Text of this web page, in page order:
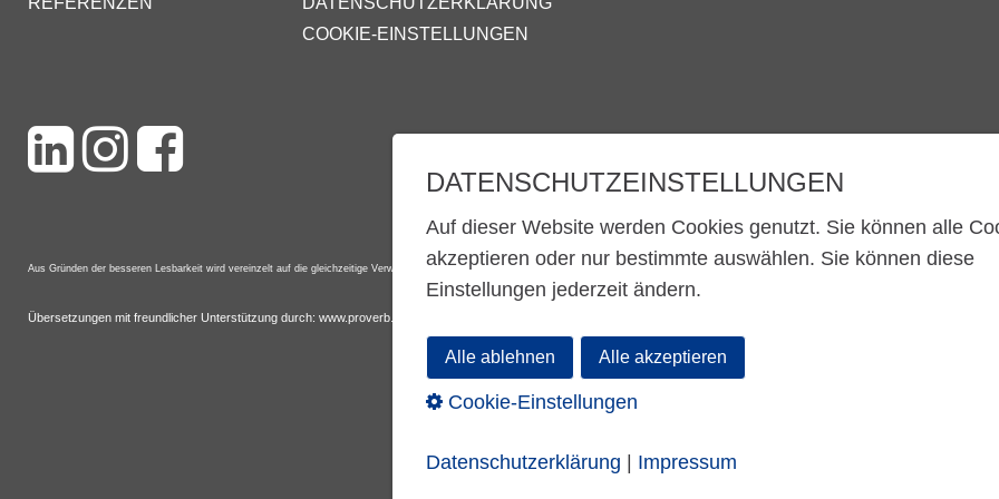
COOKIE-EINSTELLUNGEN
Aus Gründen der besseren Lesbarkeit wird vereinzelt auf die gleichzeitige Verwendung der Sprachformen männlich, weiblich und divers (m/w/d) verzichtet.
Übersetzungen mit freundlicher Unterstützung durch: www.proverb.de
DATENSCHUTZEINSTELLUNGEN
Auf dieser Website werden Cookies genutzt. Sie können alle
akzeptieren oder nur bestimmte auswählen. Sie können diese
Einstellungen jederzeit ändern.
Alle ablehnen Alle akzeptieren
Cookie-Einstellungen
Datenschutzerklärung Impressum